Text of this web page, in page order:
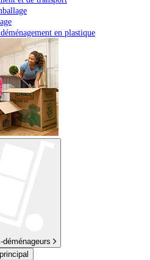
en plastique
déménageurs